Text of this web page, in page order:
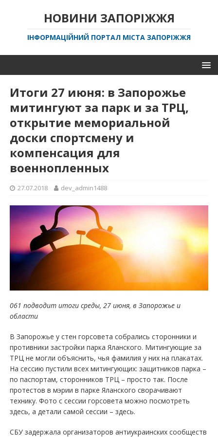
НОВИНИ ЗАПОРІЖЖЯ
ІНФОРМАЦІЙНИЙ ПОРТАЛ МІСТА ЗАПОРІЖЖЯ
Итоги 27 июня: в Запорожье
митингуют за парк и за ТРЦ,
открытие мемориальной
доски спортсмену и
компенсация для
военнопленных
27.07.2018 dev_admin1488
061 подводит итоги среды, 27 июня, в Запорожье и
области
В Запорожье у стен горсовета собрались сторонники и
противники застройки парка Яланского. Митингующие за
ТРЦ не могли объяснить, чья фамилия у них на плакатах.
На сессию пустили всех митингующих: защитников парка –
по паспортам, сторонников ТРЦ – просто так. После
протестов в мэрии в парке Яланского сворачивают
технику. Фото с сессии горсовета можно посмотреть
здесь, а детали самой сессии – здесь.
СБУ задержала организаторов антиукраинских сообществ